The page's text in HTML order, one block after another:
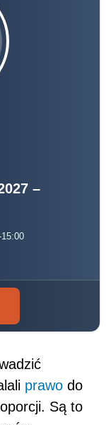
–
prawo do
Są to